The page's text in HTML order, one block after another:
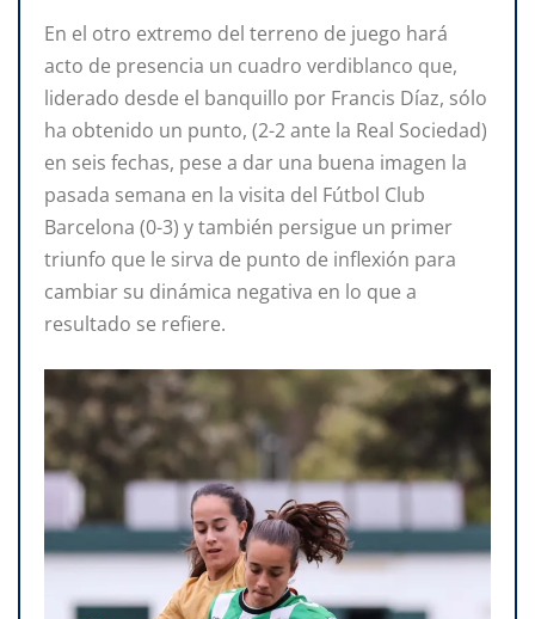
En el otro extremo del terreno de juego hará
acto de presencia un cuadro verdiblanco que,
liderado desde el banquillo por Francis Díaz, sólo
ha obtenido un punto, (2-2 ante la Real Sociedad)
en seis fechas, pese a dar una buena imagen la
pasada semana en la visita del Fútbol Club
Barcelona (0-3) y también persigue un primer
triunfo que le sirva de punto de inflexión para
cambiar su dinámica negativa en lo que a
resultado se refiere.